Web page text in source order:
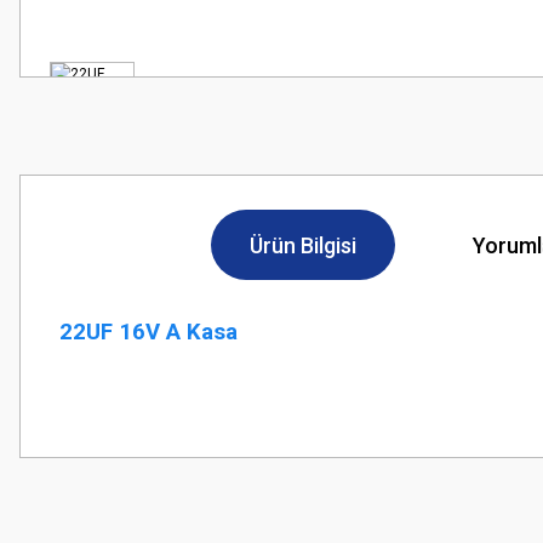
Ürün Bilgisi
22UF 16V A Kasa
Görüş ve önerileriniz için teşekkür ederiz.